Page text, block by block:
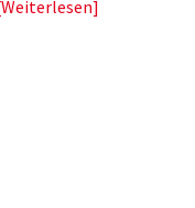
Weiterlesen